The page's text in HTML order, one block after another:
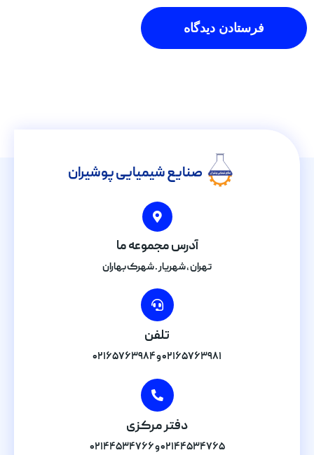
صنایع شیمیایی پوشیران
آدرس مجموعه ما
تهران , شهریار . شهرک بهاران
تلفن
۰۲۱۶۵۷۶۳۹۸۱ و ۰۲۱۶۵۷۶۳۹۸۴
دفتر مرکزی
۰۲۱۴۴۵۳۴۷۶۵ و ۰۲۱۴۴۵۳۴۷۶۶